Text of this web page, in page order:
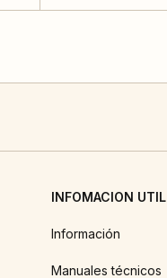
INFOMACION UTIL
Información
Manuales técnicos